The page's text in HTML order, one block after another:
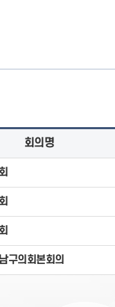
회의명
구의회본회의